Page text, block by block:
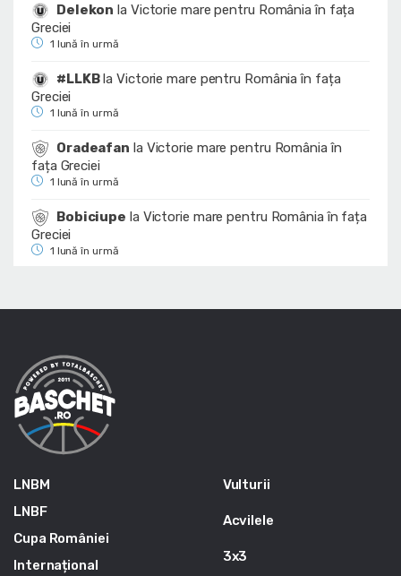
Delekon la Victorie mare pentru România în fața
Greciei
1 lună în urmă
#LLKBlaVictorie mare pentru România în fața
Greciei
1 lună în urmă
Oradeafan la Victorie mare pentru România în
fața Greciei
1 lună în urmă
Bobiciupe la Victorie mare pentru România în fața
Greciei
1 lună în urmă
LNBM
LNBF
Cupa României
Internațional
Vulturii
Acvilele
3x3